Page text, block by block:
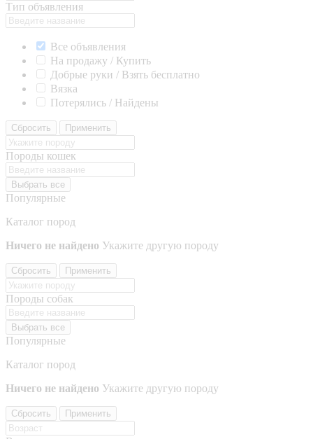
Тип объявления
Все объявления
На продажу / Купить
Добрые руки / Взять бесплатно
Вязка
Потерялись / Найдены
Сбросить Применить
Породы кошек
Выбрать все
Популярные
Каталог пород
Ничего не найдено Укажите другую породу
Сбросить Применить
Породы собак
Выбрать все
Популярные
Каталог пород
Ничего не найдено Укажите другую породу
Сбросить Применить